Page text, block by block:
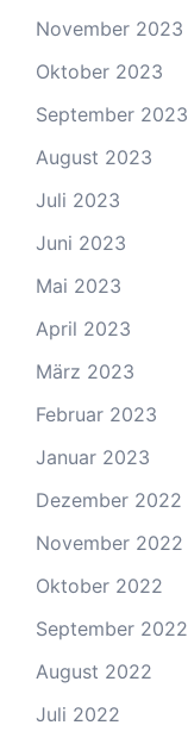
November 2023
Oktober 2023
September 2023
August 2023
Juli 2023
Juni 2023
Mai 2023
April 2023
März 2023
Februar 2023
Januar 2023
Dezember 2022
November 2022
Oktober 2022
September 2022
August 2022
Juli 2022